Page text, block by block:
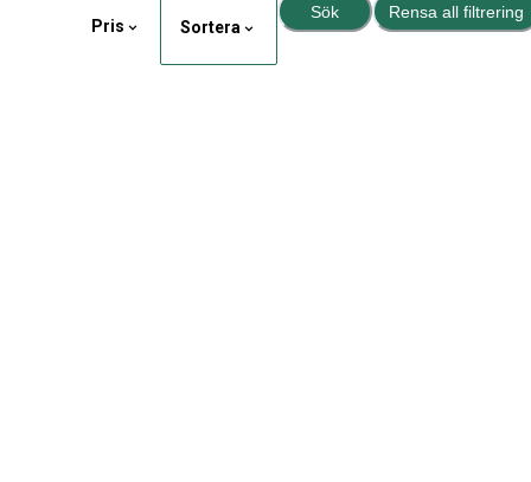
Pris Sortera
Sök Rensa all filtrering